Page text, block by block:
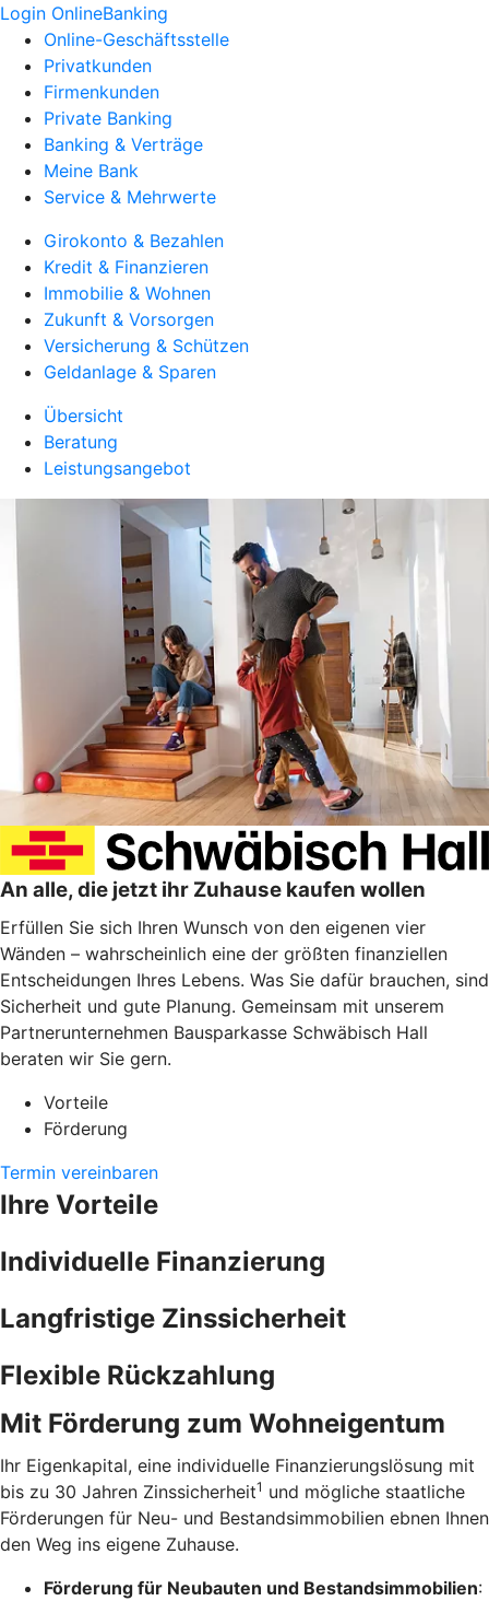
Login OnlineBanking
Online-Geschäftsstelle
Privatkunden
Firmenkunden
Private Banking
Banking & Verträge
Meine Bank
Service & Mehrwerte
Girokonto & Bezahlen
Kredit & Finanzieren
Immobilie & Wohnen
Zukunft & Vorsorgen
Versicherung & Schützen
Geldanlage & Sparen
Übersicht
Beratung
Leistungsangebot
An alle, die jetzt ihr Zuhause kaufen wollen
Erfüllen Sie sich Ihren Wunsch von den eigenen vier
Wänden – wahrscheinlich eine der größten finanziellen
Entscheidungen Ihres Lebens. Was Sie dafür brauchen, sind
Sicherheit und gute Planung. Gemeinsam mit unserem
Partnerunternehmen Bausparkasse Schwäbisch Hall
beraten wir Sie gern.
Vorteile
Förderung
Termin vereinbaren
Ihre Vorteile
Individuelle Finanzierung
Langfristige Zinssicherheit
Flexible Rückzahlung
Mit Förderung zum Wohneigentum
Ihr Eigenkapital, eine individuelle Finanzierungslösung mit
bis zu 30 Jahren Zinssicherheit1 und mögliche staatliche
Förderungen für Neu- und Bestandsimmobilien ebnen Ihnen
den Weg ins eigene Zuhause.
Förderung für Neubauten und Bestandsimmobilien: